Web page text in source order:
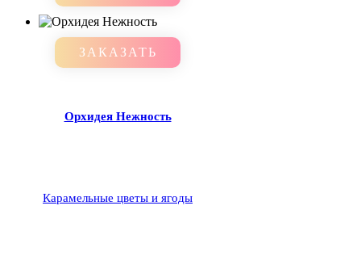
ЗАКАЗАТЬ
Орхидея Нежность
Карамельные цветы и ягоды